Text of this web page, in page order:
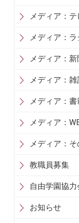
メディア：
メディア：ラ
メディア：新
メディア：雑
メディア：書
メディア：
メディア：
教職員募集
自由学園協
お知らせ